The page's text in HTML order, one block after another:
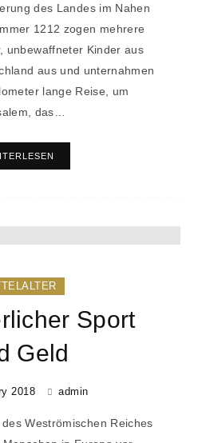
des Landes im Nahen
1212 zogen mehrere
unbewaffneter Kinder aus
aus und unternahmen
lange Reise, um
das…
Sport
Geld
2018 admin
Weströmischen Reiches